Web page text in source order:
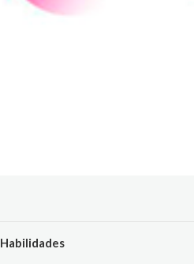
Habilidades